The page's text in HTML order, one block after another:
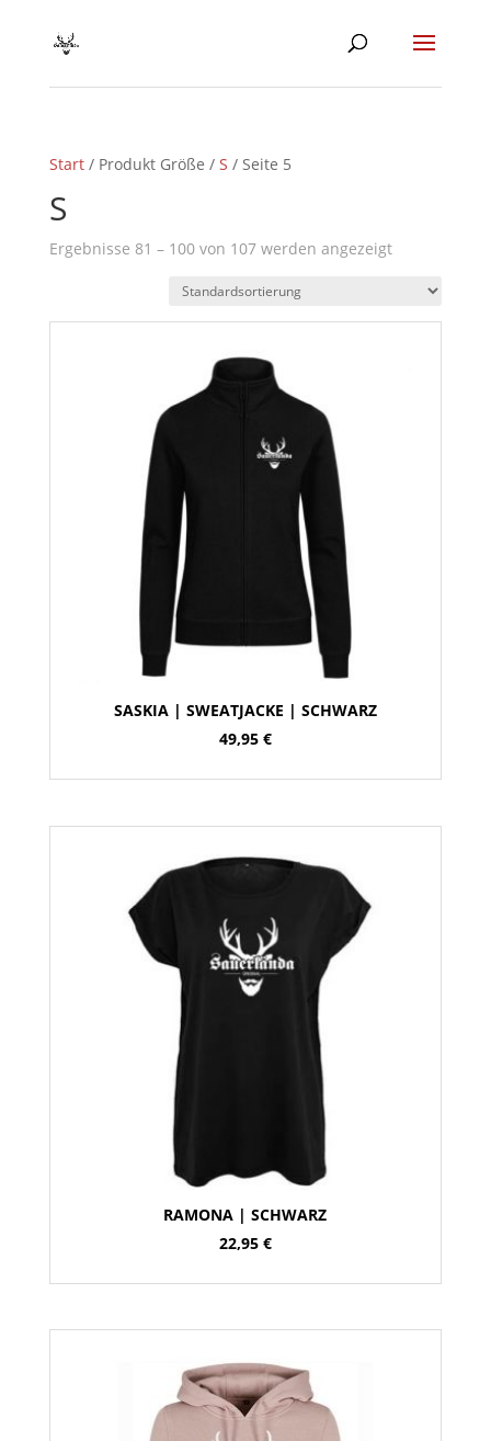
Start/ Produkt Größe / S / Seite 5
S
Ergebnisse 81 – 100 von 107 werden angezeigt
SASKIA | SWEATJACKE | SCHWARZ
49,95 €
RAMONA | SCHWARZ
22,95 €